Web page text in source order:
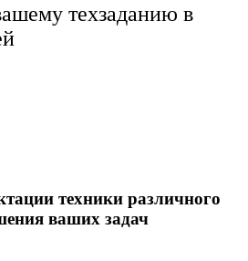
техзаданию в
техники различного
ваших задач